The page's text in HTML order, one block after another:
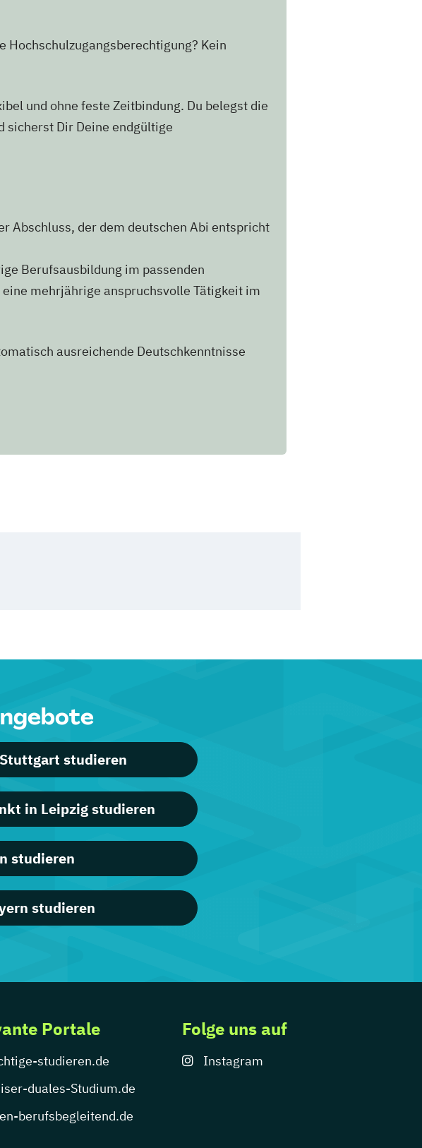
Hochschulzugangsberechtigung? Kein
und ohne feste Zeitbindung. Du belegst die
sicherst Dir Deine endgültige
Abschluss, der dem deutschen Abi entspricht
Berufsausbildung im passenden
mehrjährige anspruchsvolle Tätigkeit im
ausreichende Deutschkenntnisse
studieren
in Leipzig studieren
studieren
studieren
Portale
studieren.de
duales-Studium.de
berufsbegleitend.de
Folge uns auf
Instagram